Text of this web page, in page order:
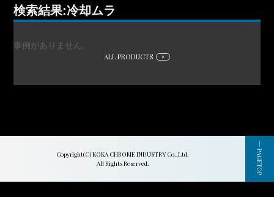
検索結果:冷却ムラ
事例がありません。
ALL PRODUCTS
Copyright(C) KOKA CHROME INDUSTRY Co.,Ltd.
All Rights Reserved.